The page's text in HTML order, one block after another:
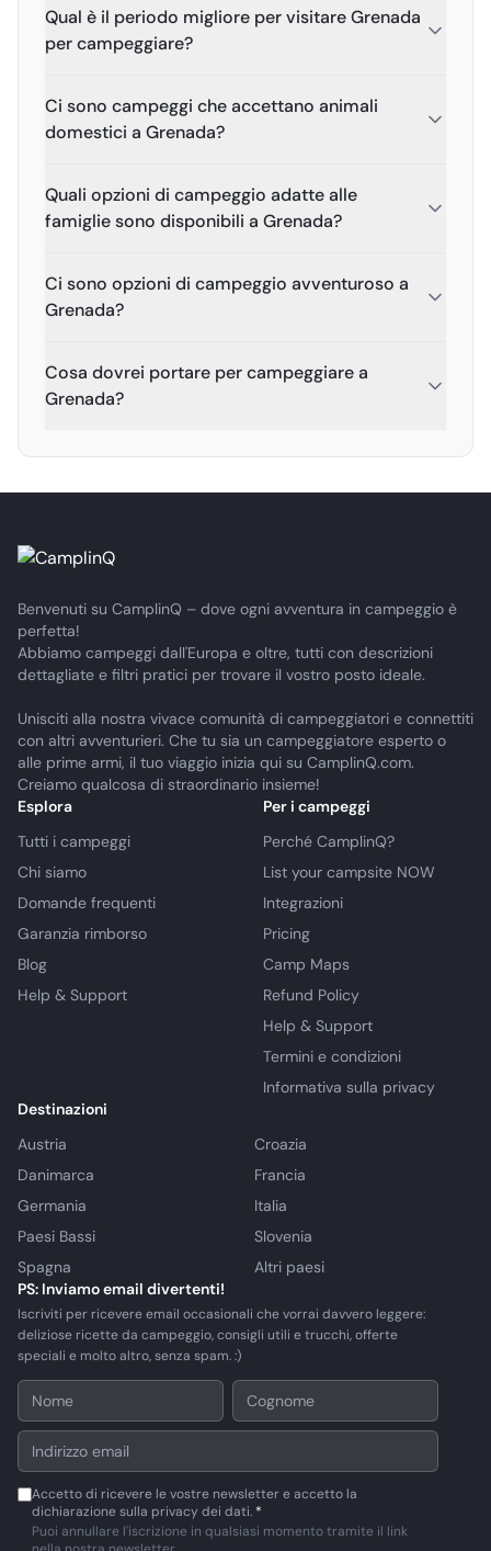
Qual è il periodo migliore per visitare Grenada
per campeggiare?
Ci sono campeggi che accettano animali
domestici a Grenada?
Quali opzioni di campeggio adatte alle
famiglie sono disponibili a Grenada?
Ci sono opzioni di campeggio avventuroso a
Grenada?
Cosa dovrei portare per campeggiare a
Grenada?
Benvenuti su CamplinQ – dove ogni avventura in campeggio è
perfetta!
Abbiamo campeggi dall'Europa e oltre, tutti con descrizioni
dettagliate e filtri pratici per trovare il vostro posto ideale.
Unisciti alla nostra vivace comunità di campeggiatori e connettiti
con altri avventurieri. Che tu sia un campeggiatore esperto o
alle prime armi, il tuo viaggio inizia qui su CamplinQ.com.
Creiamo qualcosa di straordinario insieme!
Esplora
Tutti i campeggi
Chi siamo
Domande frequenti
Garanzia rimborso
Blog
Help & Support
Per i campeggi
Perché CamplinQ?
List your campsite NOW
Integrazioni
Pricing
Camp Maps
Refund Policy
Help & Support
Termini e condizioni
Informativa sulla privacy
Destinazioni
Austria
Croazia
Danimarca
Francia
Germania
Italia
Paesi Bassi
Slovenia
Spagna
Altri paesi
PS: Inviamo email divertenti!
Iscriviti per ricevere email occasionali che vorrai davvero leggere:
deliziose ricette da campeggio, consigli utili e trucchi, offerte
speciali e molto altro, senza spam. :)
Accetto di ricevere le vostre newsletter e accetto la
dichiarazione sulla privacy dei dati. *
Puoi annullare l'iscrizione in qualsiasi momento tramite il link